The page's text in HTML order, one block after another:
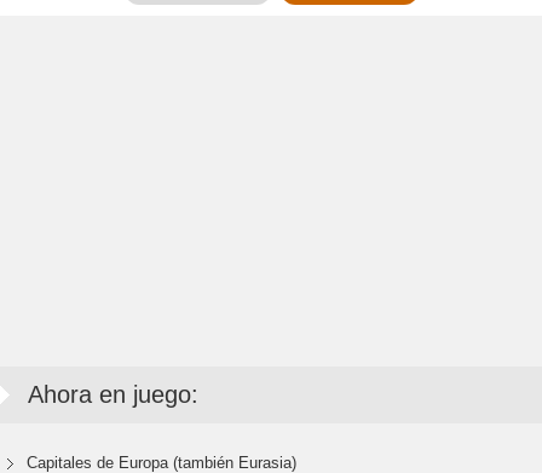
Ahora en juego:
Capitales de Europa (también Eurasia)